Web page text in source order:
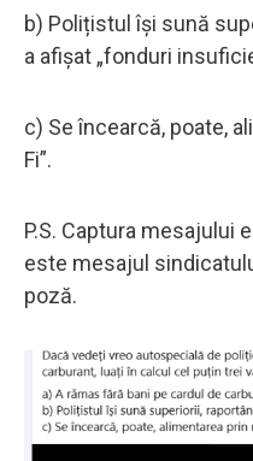
b) Polițistul își sună
a afișat „fonduri
c) Se încearcă, poate,
Fi”.
P.S. Captura mesajului
este mesajul
poză.